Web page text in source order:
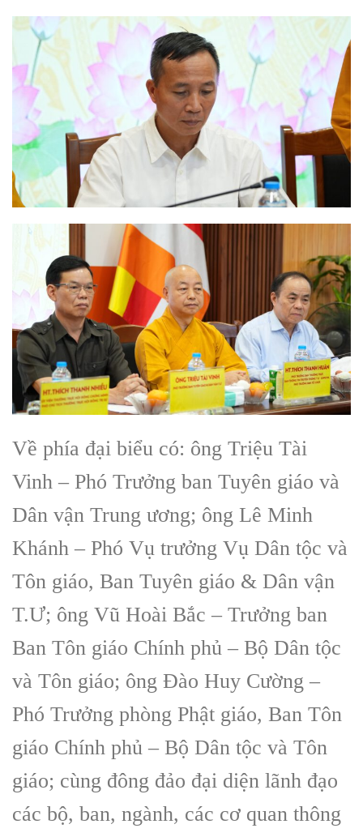
Về phía đại biểu có: ông Triệu Tài
Vinh – Phó Trưởng ban Tuyên giáo và
Dân vận Trung ương; ông Lê Minh
Khánh – Phó Vụ trưởng Vụ Dân tộc và
Tôn giáo, Ban Tuyên giáo & Dân vận
T.Ư; ông Vũ Hoài Bắc – Trưởng ban
Ban Tôn giáo Chính phủ – Bộ Dân tộc
và Tôn giáo; ông Đào Huy Cường –
Phó Trưởng phòng Phật giáo, Ban Tôn
giáo Chính phủ – Bộ Dân tộc và Tôn
giáo; cùng đông đảo đại diện lãnh đạo
các bộ, ban, ngành, các cơ quan thông